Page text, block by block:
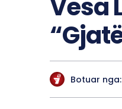
Vesa
Botuar nga: